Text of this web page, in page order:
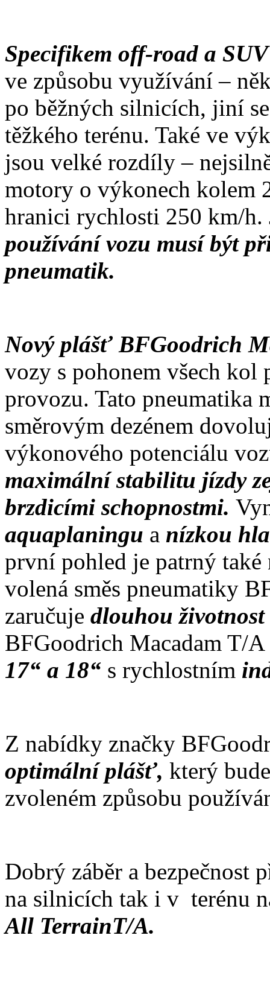
Specifikem off-road a
ve způsobu využívání –
po běžných silnicích, jiní
těžkého terénu. Také ve
jsou velké rozdíly –
motory o výkonech kolem
hranici rychlosti 250 km/h.
používání vozu musí být
pneumatik.
Nový plášť BFGoodrich
vozy s pohonem všech
provozu. Tato pneumatika
směrovým dezénem
výkonového potenciálu
maximální stabilitu jízdy
brzdicími schopnostmi.
aquaplaningu a nízkou
první pohled je patrný
volená směs pneumatiky
zaručuje dlouhou životnost
BFGoodrich Macadam T/
17“ a 18“ s rychlostním
Z nabídky značky
optimální plášť, který
zvoleném způsobu
Dobrý záběr a bezpečnost
na silnicích tak i v terénu
All TerrainT/A.